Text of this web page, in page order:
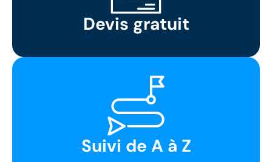
Devis gratuit
Suivi de A à Z